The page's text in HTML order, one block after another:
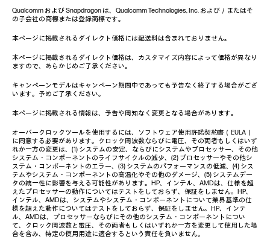
Qualcomm および Snapdragon は、Qualcomm Technologies, Inc. および／またはそ
の子会社の商標または登録商標です。
本ページに掲載されるダイレクト価格には配送料は含まれておりません。
本ページに掲載されるダイレクト価格は、カスタマイズ内容によって価格が異なり
ますので、あらかじめご了承ください。
キャンペーンモデルはキャンペーン期間中であっても予告なく終了する場合がござ
います。予めご了承ください。
本ページに掲載される情報は、予告や周知なく変更となる場合があります。
オーバークロックツールを使用するには、ソフトウェア使用許諾契約書（EULA）
に同意する必要があります。クロック周波数ならびに電圧、その両者もしくはいず
れか一方の変更は、(1) システムの安定、ならびにシステムやプロセッサー、その他
システム・コンポーネントのライフサイクルの減少、(2) プロセッサーやその他シ
ステム・コンポーネントのエラー、(3) システムのパフォーマンスの低減、(4) シス
テムやシステム・コンポーネントの高温化やその他のダメージ、(5) システムデー
タの統一性に影響を与える可能性があります。HP、インテル、AMDは、仕様を超
えたプロセッサーの動作についてはテストをしておらず、保証をしません。HP、
インテル、AMDは、システムやシステム・コンポーネントについて業界基準の仕
様を超えた動作についてはテストをしておらず、保証をしません。HP、インテ
ル、AMDは、プロセッサーならびにその他のシステム・コンポーネントについ
て、クロック周波数と電圧、その両者もしくはいずれか一方を変更して使用した場
合を含み、特定の使用用途に適合するという責任を負いません。